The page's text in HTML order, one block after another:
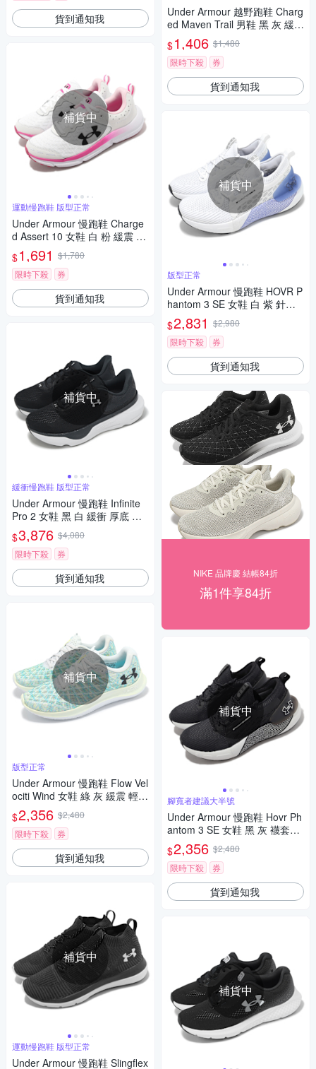
貨到通知我
補貨中
運動慢跑鞋 版型正常
Under Armour 慢跑鞋 Charge
d Assert 10 女鞋 白 粉 緩震 回
彈 運動鞋 路跑 UA 302617910
2
$1,691 $1,780
限時下殺
券
貨到通知我
補貨中
緩衝慢跑鞋 版型正常
Under Armour 慢跑鞋 Infinite
Pro 2 女鞋 黑 白 緩衝 厚底 透
氣 運動鞋 UA 3028177001
$3,876 $4,080
限時下殺
券
貨到通知我
補貨中
版型正常
Under Armour 慢跑鞋 Flow Vel
ociti Wind 女鞋 綠 灰 緩震 輕量
運動鞋 3026798100
$2,356 $2,480
限時下殺
券
貨到通知我
補貨中
運動慢跑鞋 版型正常
Under Armour 慢跑鞋 Slingflex
Under Armour 越野跑鞋 Charg
ed Maven Trail 男鞋 黑 灰 緩震
運動鞋 UA 3026143101
$1,406 $1,480
限時下殺
券
貨到通知我
補貨中
版型正常
Under Armour 慢跑鞋 HOVR P
hantom 3 SE 女鞋 白 紫 針織
襪套 運動鞋 UA 3026584108
$2,831 $2,980
限時下殺
券
貨到通知我
NIKE 品牌慶 結帳84折
滿1件享84折
補貨中
腳寬者建議大半號
Under Armour 慢跑鞋 Hovr Ph
antom 3 SE 女鞋 黑 灰 襪套式
針織鞋面 緩震 運動鞋 UA 3026
584002
$2,356 $2,480
限時下殺
券
貨到通知我
補貨中